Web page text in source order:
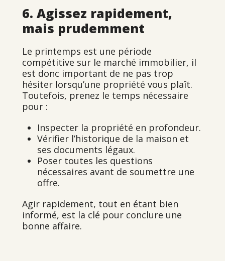
6. Agissez rapidement,
mais prudemment
Le printemps est une période
compétitive sur le marché immobilier, il
est donc important de ne pas trop
hésiter lorsqu’une propriété vous plaît.
Toutefois, prenez le temps nécessaire
pour :
Inspecter la propriété en profondeur.
Vérifier l’historique de la maison et
ses documents légaux.
Poser toutes les questions
nécessaires avant de soumettre une
offre.
Agir rapidement, tout en étant bien
informé, est la clé pour conclure une
bonne affaire.